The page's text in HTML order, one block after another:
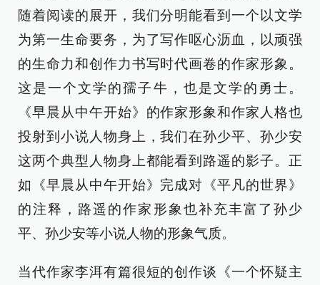
随着阅读的展开，我们分明能看到一个以文学
为第一生命要务，为了写作呕心沥血，以顽强
的生命力和创作力书写时代画卷的作家形象。
这是一个文学的孺子牛，也是文学的勇士。
《早晨从中午开始》的作家形象和作家人格也
投射到小说人物身上，我们在孙少平、孙少安
这两个典型人物身上都能看到路遥的影子。正
如《早晨从中午开始》完成对《平凡的世界》
的注释，路遥的作家形象也补充丰富了孙少
平、孙少安等小说人物的形象气质。
当代作家李洱有篇很短的创作谈《一个怀疑主